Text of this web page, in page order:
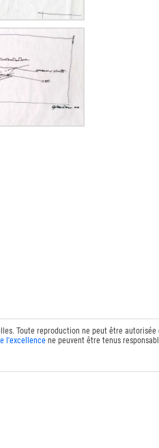
Toute reproduction ne peut être
l'excellencene peuvent être tenus